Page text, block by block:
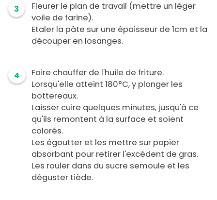
3
Fleurer le plan de travail (mettre un léger
voile de farine).
Etaler la pâte sur une épaisseur de 1cm et la
découper en losanges.
4
Faire chauffer de l'huile de friture.
Lorsqu'elle atteint 180°C, y plonger les
bottereaux.
Laisser cuire quelques minutes, jusqu'à ce
qu'ils remontent à la surface et soient
colorés.
Les égoutter et les mettre sur papier
absorbant pour retirer l'excédent de gras.
Les rouler dans du sucre semoule et les
déguster tiède.